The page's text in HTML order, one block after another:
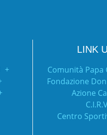
LINK
Comunità Papa
Fondazione
Azione
Centro